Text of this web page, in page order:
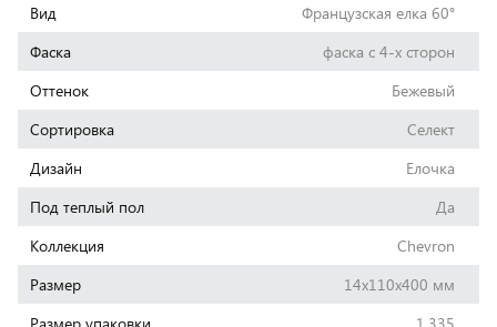
Вид
Французская елка 60°
Фаска
фаска с 4-х сторон
Оттенок
Бежевый
Сортировка
Селект
Дизайн
Елочка
Под теплый пол
Да
Коллекция
Chevron
Размер
14x110x400 мм
Размер упаковки
1.335